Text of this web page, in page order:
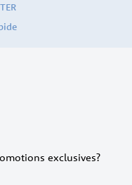
exclusives?